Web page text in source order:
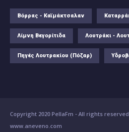
Βόρρας - Καϊμάκτσαλαν
Λίμνη Βεγορίτιδα Λουτράκι -
Πηγές Λουτρακίου (Πόζαρ)
Copyright 2020 PellaFm - All rights
www.aneveno.com